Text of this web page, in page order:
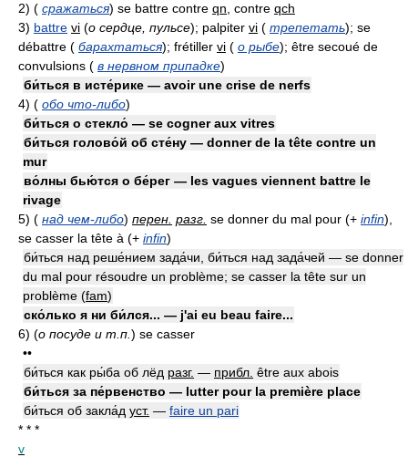
2) ( сражаться) se battre contre qn , contre qch
3) battre vi (о сердце, пульсе); palpiter vi ( трепетать); se
débattre ( барахтаться); frétiller vi ( о рыбе); être secoué de
convulsions ( в нервном припадке)
би́ться в исте́рике — avoir une crise de nerfs
4) ( обо что-либо)
би́ться о стекло́ — se cogner aux vitres
би́ться голово́й об сте́ну — donner de la tête contre un
mur
во́лны бью́тся о бе́рег — les vagues viennent battre le
rivage
5) ( над чем-либо) перен. разг. se donner du mal pour (+ infin)
se casser la tête à (+ infin)
би́ться над реше́нием зада́чи, би́ться над зада́чей — se donner
du mal pour résoudre un problème; se casser la tête sur un
problème (fam)
ско́лько я ни би́лся... — j'ai eu beau faire...
6) (о посуде и т.п. ) se casser
••
би́ться как ры́ба об лёд разг. — прибл. être aux abois
би́ться за пе́рвенство — lutter pour la première place
би́ться об закла́д уст. — faire un pari
* * *
v